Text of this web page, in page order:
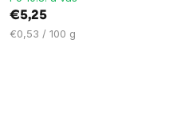
hviezdičiek.
€5,25
Jednotková
€0,53 / 100 g